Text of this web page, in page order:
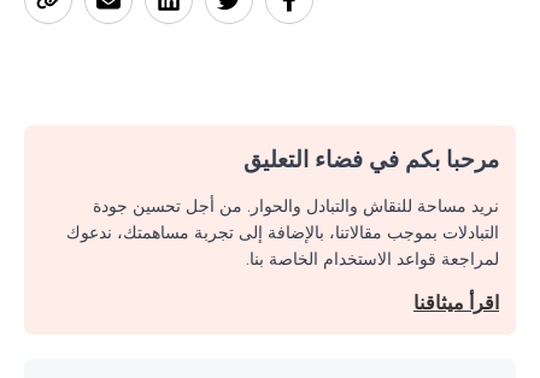
مرحبا بكم في فضاء التعليق
نريد مساحة للنقاش والتبادل والحوار. من أجل تحسين جودة
التبادلات بموجب مقالاتنا، بالإضافة إلى تجربة مساهمتك، ندعوك
لمراجعة قواعد الاستخدام الخاصة بنا.
اقرأ ميثاقنا